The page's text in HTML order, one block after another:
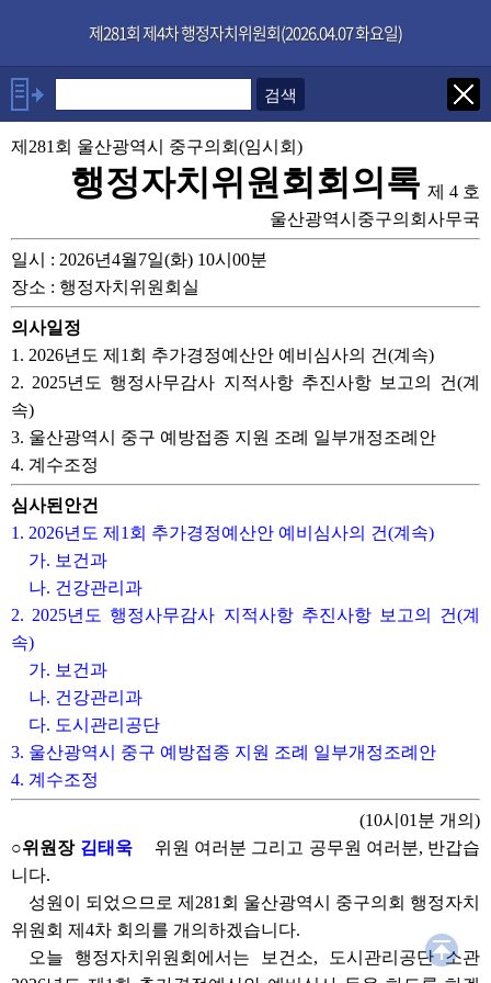
제281회 제4차 행정자치위원회(2026.04.07 화요일)
×
발언자
안건
부록
제281회 울산광역시 중구의회(임시회)
행정자치위원회회의록 제 4 호
울산광역시중구의회사무국
일시 : 2026년4월7일(화) 10시00분
장소 : 행정자치위원회실
의사일정
1. 2026년도 제1회 추가경정예산안 예비심사의 건(계속)
2. 2025년도 행정사무감사 지적사항 추진사항 보고의 건(계
속)
3. 울산광역시 중구 예방접종 지원 조례 일부개정조례안
4. 계수조정
심사된안건
1. 2026년도 제1회 추가경정예산안 예비심사의 건(계속)
가. 보건과
나. 건강관리과
2. 2025년도 행정사무감사 지적사항 추진사항 보고의 건(계
속)
가. 보건과
나. 건강관리과
다. 도시관리공단
3. 울산광역시 중구 예방접종 지원 조례 일부개정조례안
4. 계수조정
(10시01분 개의)
○위원장 김태욱
위원 여러분 그리고 공무원 여러분, 반갑습
니다.
성원이 되었으므로 제281회 울산광역시 중구의회 행정자치
위원회 제4차 회의를 개의하겠습니다.
오늘 행정자치위원회에서는 보건소, 도시관리공단 소관